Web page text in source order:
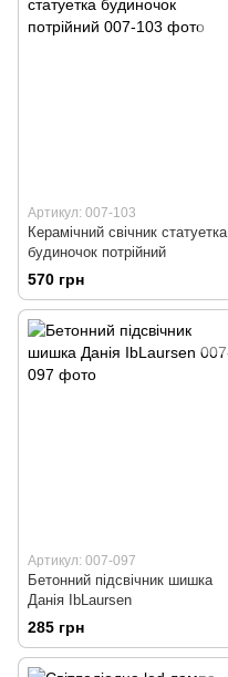
Артикул: 007-103
Керамічний свічник статуетка
будиночок потрійний
570 грн
Артикул: 007-097
Бетонний підсвічник шишка
Данія IbLaursen
285 грн